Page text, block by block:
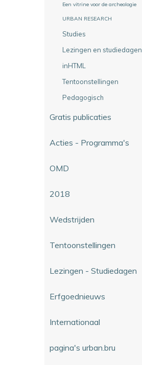
Een vitrine voor de archeologie
URBAN RESEARCH
Studies
Lezingen en studiedagen
inHTML
Tentoonstellingen
Pedagogisch
Gratis publicaties
Acties - Programma's
OMD
2018
Wedstrijden
Tentoonstellingen
Lezingen - Studiedagen
Erfgoednieuws
Internationaal
pagina's urban.bru